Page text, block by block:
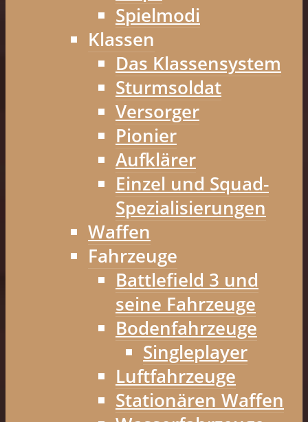
Spielmodi
Klassen
Das Klassensystem
Sturmsoldat
Versorger
Pionier
Aufklärer
Einzel und Squad-
Spezialisierungen
Waffen
Fahrzeuge
Battlefield 3 und
seine Fahrzeuge
Bodenfahrzeuge
Singleplayer
Luftfahrzeuge
Stationären Waffen